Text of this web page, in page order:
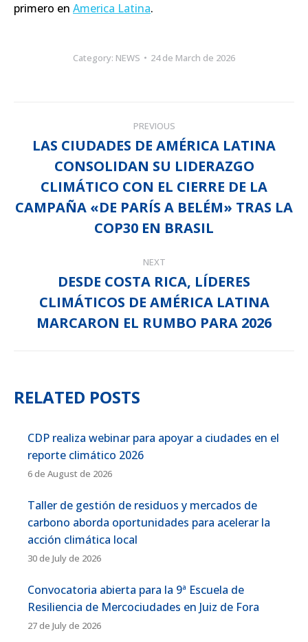
primero en America Latina.
Category: NEWS 24 de March de 2026
NAVIGATION
PREVIOUS
Previous
post:
LAS CIUDADES DE AMÉRICA LATINA
CONSOLIDAN SU LIDERAZGO
CLIMÁTICO CON EL CIERRE DE LA
CAMPAÑA «DE PARÍS A BELÉM» TRAS LA
COP30 EN BRASIL
NEXT
Next
post:
DESDE COSTA RICA, LÍDERES
CLIMÁTICOS DE AMÉRICA LATINA
MARCARON EL RUMBO PARA 2026
RELATED POSTS
CDP realiza webinar para apoyar a ciudades en el
reporte climático 2026
6 de August de 2026
Taller de gestión de residuos y mercados de
carbono aborda oportunidades para acelerar la
acción climática local
30 de July de 2026
Convocatoria abierta para la 9ª Escuela de
Resiliencia de Mercociudades en Juiz de Fora
27 de July de 2026